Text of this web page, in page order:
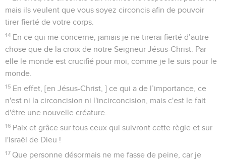
mais ils veulent que vous soyez circoncis afin de pouvoir
tirer fierté de votre corps.
14 En ce qui me concerne, jamais je ne tirerai fierté d’autre
chose que de la croix de notre Seigneur Jésus-Christ. Par
elle le monde est crucifié pour moi, comme je le suis pour le
monde.
15 En effet, [en Jésus-Christ, ] ce qui a de l’importance, ce
n'est ni la circoncision ni l'incirconcision, mais c'est le fait
d'être une nouvelle créature.
16 Paix et grâce sur tous ceux qui suivront cette règle et sur
l'Israël de Dieu !
17 Que personne désormais ne me fasse de peine, car je